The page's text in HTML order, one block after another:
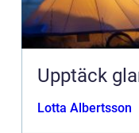
Upptäck
Lotta Albertsson